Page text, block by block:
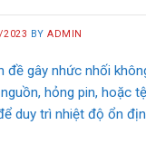
2023 BYADMIN
đề gây nhức nhối
hỏng pin, hoặc
duy trì nhiệt độ ổn